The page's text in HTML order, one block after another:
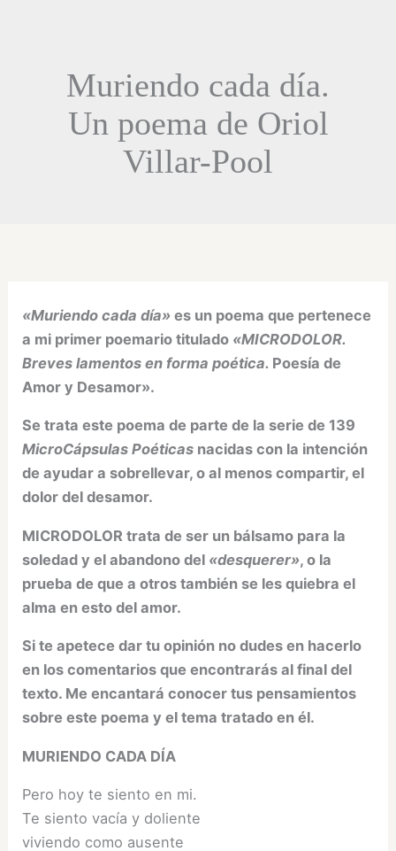
Muriendo cada día.
Un poema de Oriol
Villar-Pool
«Muriendo cada día» es un poema que pertenece
a mi primer poemario titulado «MICRODOLOR.
Breves lamentos en forma poética. Poesía de
Amor y Desamor».
Se trata este poema de parte de la serie de 139
MicroCápsulas Poéticas nacidas con la intención
de ayudar a sobrellevar, o al menos compartir, el
dolor del desamor.
MICRODOLOR trata de ser un bálsamo para la
soledad y el abandono del «desquerer», o la
prueba de que a otros también se les quiebra el
alma en esto del amor.
Si te apetece dar tu opinión no dudes en hacerlo
en los comentarios que encontrarás al final del
texto. Me encantará conocer tus pensamientos
sobre este poema y el tema tratado en él.
MURIENDO CADA DÍA
Pero hoy te siento en mi.
Te siento vacía y doliente
viviendo como ausente